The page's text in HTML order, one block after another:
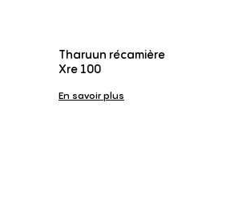
Tharuun récamière
Xre 100
En savoir plus